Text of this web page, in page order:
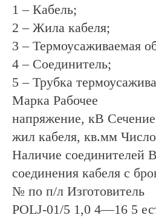
1 – Кабель;
2 – Жила кабеля;
3 – Термоусаживаемая
4 – Соединитель;
5 – Трубка
Марка Рабочее
напряжение, кВ Сечение
жил кабеля, кв.мм
Наличие соединителей
соединения кабеля с
№ по п/л Изготовитель
РОLJ-01/5 1,0 4—16 5